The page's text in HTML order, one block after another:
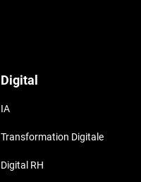
Digital
IA
Transformation Digitale
Digital RH